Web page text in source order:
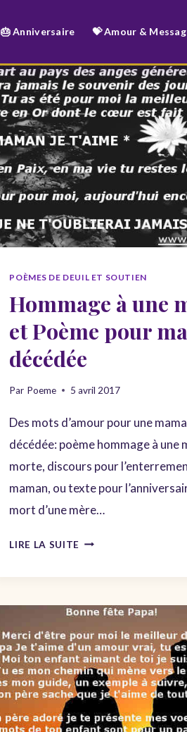
🎂 Anniversaire 💝 Amour &
POÈMES DE DEUIL ET SOUTIEN
Hommage à une
et Poème pour
décédée
Par Poeme 5 avril 2017
Des mots d’amour pour une
décédée: poème hommage à une
morte, discours pour
maman, ou texte pour
mort d’une mère…
LIRE LA SUITE HOMMAGE
ET
POÈME
POUR
MAMAN
DÉCÉDÉE